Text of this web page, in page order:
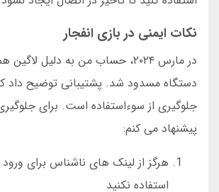
نکات ایمنی در بازی انفجار
در مارس ۲۰۲۴، حساب من به دلیل
دستگاه مسدود شد. پشتیبانی توضیح داد
جلوگیری از سوءاستفاده است. برای
پیشنهاد می کنم:
هرگز از لینک های ناشناس برای
استفاده نکنید